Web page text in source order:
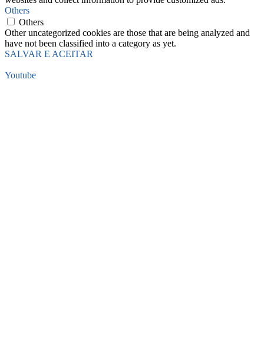
Others
Others
Other uncategorized cookies are those that are being analyzed and
have not been classified into a category as yet.
SALVAR E ACEITAR
Youtube